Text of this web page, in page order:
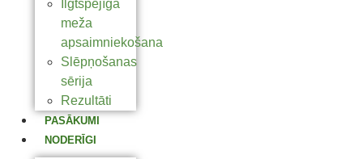
Ilgtspējīga
meža
apsaimniekošana
Slēpņošanas
sērija
Rezultāti
PASĀKUMI
NODERĪGI